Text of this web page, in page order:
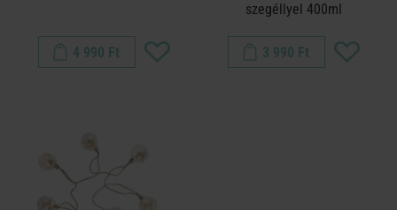
4 990 Ft
szegéllyel 400ml
3 990 Ft